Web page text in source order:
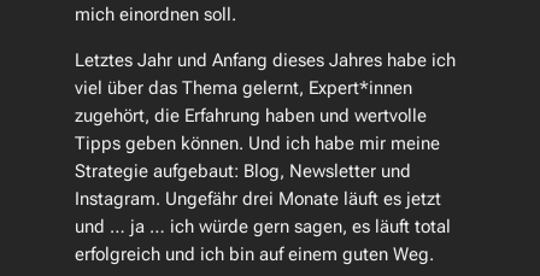
mich einordnen soll.
Letztes Jahr und Anfang dieses Jahres habe ich
viel über das Thema gelernt, Expert*innen
zugehört, die Erfahrung haben und wertvolle
Tipps geben können. Und ich habe mir meine
Strategie aufgebaut: Blog, Newsletter und
Instagram. Ungefähr drei Monate läuft es jetzt
und … ja … ich würde gern sagen, es läuft total
erfolgreich und ich bin auf einem guten Weg.